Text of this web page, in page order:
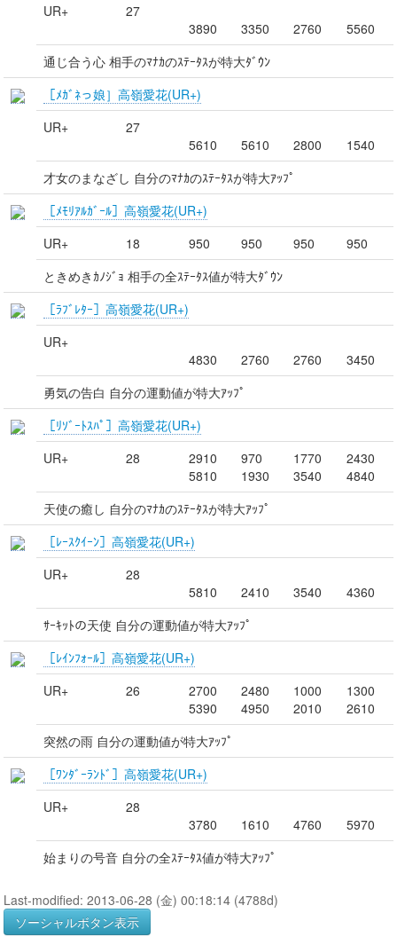
UR+
27
3890
3350 2760
5560
通じ合う心 相手のﾏﾅｶのｽﾃｰﾀｽが特大ﾀﾞｳﾝ
［ﾒｶﾞﾈっ娘］高嶺愛花(UR+)
UR+
27
5610
5610 2800
1540
才女のまなざし 自分のﾏﾅｶのｽﾃｰﾀｽが特大ｱｯﾌﾟ
［ﾒﾓﾘｱﾙｶﾞｰﾙ］高嶺愛花(UR+)
UR+
18 950 950 950
950
ときめきｶﾉｼﾞｮ 相手の全ｽﾃｰﾀｽ値が特大ﾀﾞｳﾝ
［ﾗﾌﾞﾚﾀｰ］高嶺愛花(UR+)
UR+
4830
2760 2760
3450
勇気の告白 自分の運動値が特大ｱｯﾌﾟ
［ﾘｿﾞｰﾄｽﾊﾟ］高嶺愛花(UR+)
UR+
28
2910
5810
970
1930
1770
3540
2430
4840
天使の癒し 自分のﾏﾅｶのｽﾃｰﾀｽが特大ｱｯﾌﾟ
［ﾚｰｽｸｲｰﾝ］高嶺愛花(UR+)
UR+
28
5810
2410 3540
4360
ｻｰｷｯﾄの天使 自分の運動値が特大ｱｯﾌﾟ
［ﾚｲﾝﾌｫｰﾙ］高嶺愛花(UR+)
UR+
26
2700
5390
2480
4950
1000
2010
1300
2610
突然の雨 自分の運動値が特大ｱｯﾌﾟ
［ﾜﾝﾀﾞｰﾗﾝﾄﾞ］高嶺愛花(UR+)
UR+
28
3780
1610 4760
5970
始まりの号音 自分の全ｽﾃｰﾀｽ値が特大ｱｯﾌﾟ
Last-modified: 2013-06-28 (金) 00:18:14 (4788d)
ソーシャルボタン表示